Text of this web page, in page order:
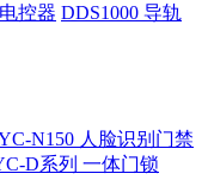
控器 DDS1000 导轨
N150 人脸识别门禁
D系列 一体门锁